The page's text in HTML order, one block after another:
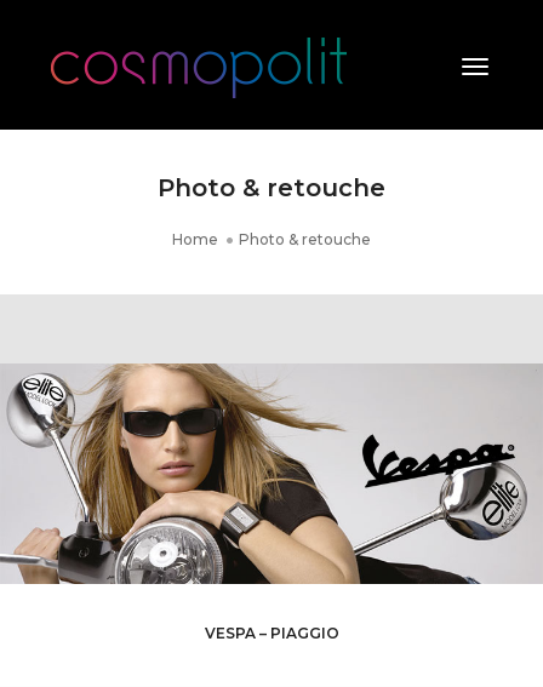
Toggle
Photo & retouche
Home Photo & retouche
VESPA – PIAGGIO